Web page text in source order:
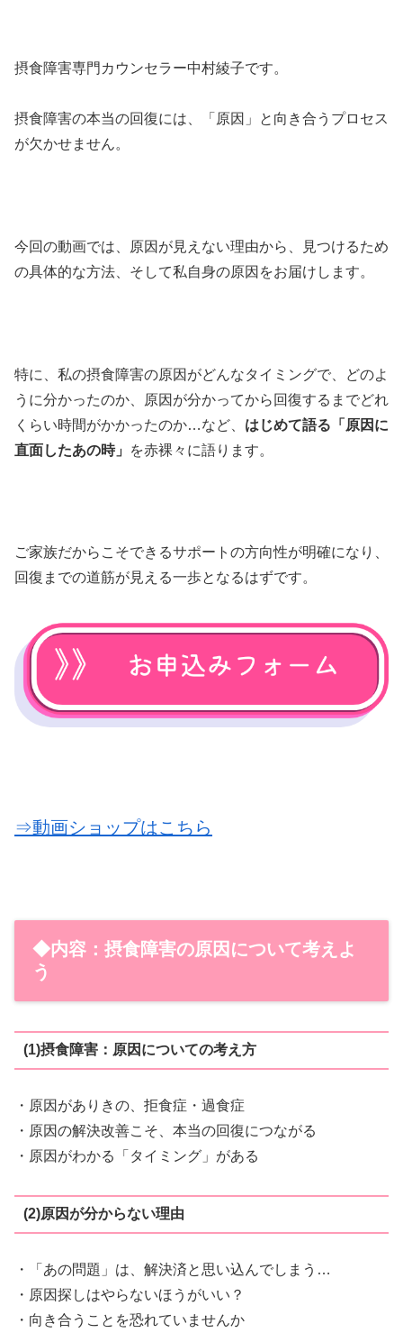
摂食障害専門カウンセラー中村綾子です。
摂食障害の本当の回復には、「原因」と向き合うプロセス
が欠かせません。
今回の動画では、原因が見えない理由から、見つけるため
の具体的な方法、そして私自身の原因をお届けします。
特に、私の摂食障害の原因がどんなタイミングで、どのよ
うに分かったのか、原因が分かってから回復するまでどれ
くらい時間がかかったのか…など、 はじめて語る「原因に
直面したあの時」
を赤裸々に語ります。
ご家族だからこそできるサポートの方向性が明確になり、
回復までの道筋が見える一歩となるはずです。
⇒動画ショップはこちら
◆内容：摂食障害の原因について考えよ
う
(1)摂食障害：原因についての考え方
・原因がありきの、拒食症・過食症
・原因の解決改善こそ、本当の回復につながる
・原因がわかる「タイミング」がある
(2)原因が分からない理由
・「あの問題」は、解決済と思い込んでしまう…
・原因探しはやらないほうがいい？
・向き合うことを恐れていませんか